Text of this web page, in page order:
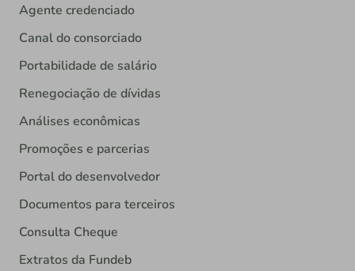
Agente credenciado
Canal do consorciado
Portabilidade de salário
Renegociação de dívidas
Análises econômicas
Promoções e parcerias
Portal do desenvolvedor
Documentos para terceiros
Consulta Cheque
Extratos da Fundeb